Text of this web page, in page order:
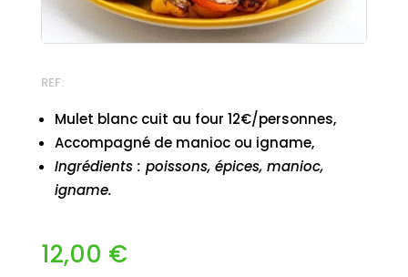
REF:
Mulet blanc cuit au four 12€/personnes,
Accompagné de manioc ou igname,
Ingrédients : poissons, épices, manioc,
igname.
12,00 €